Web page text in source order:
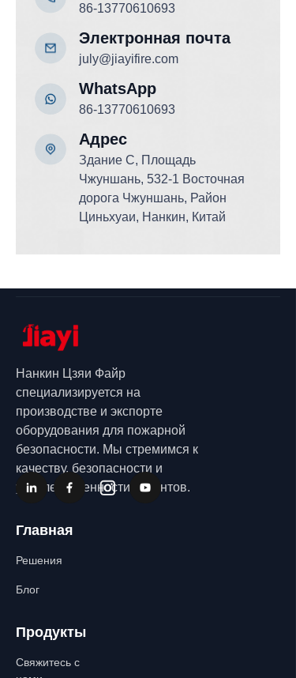
86-13770610693
WhatsApp
86-13770610693
july@jiayifire.com
Электронная почта
Адрес
Здание C, Площадь
Чжуншань, 532-1 Восточная
дорога Чжуншань, Район
Циньхуаи, Нанкин, Китай
Главная
Продукты
Решения
Свяжитесь с
Блог
Нанкин Цзяи Файр
специализируется на
производстве и экспорте
оборудования для пожарной
безопасности. Мы стремимся к
качеству, безопасности и
удовлетворенности клиентов.